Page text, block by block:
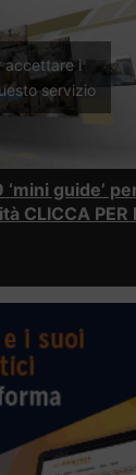
accettare i
servizio
guide’
CLICCA PER